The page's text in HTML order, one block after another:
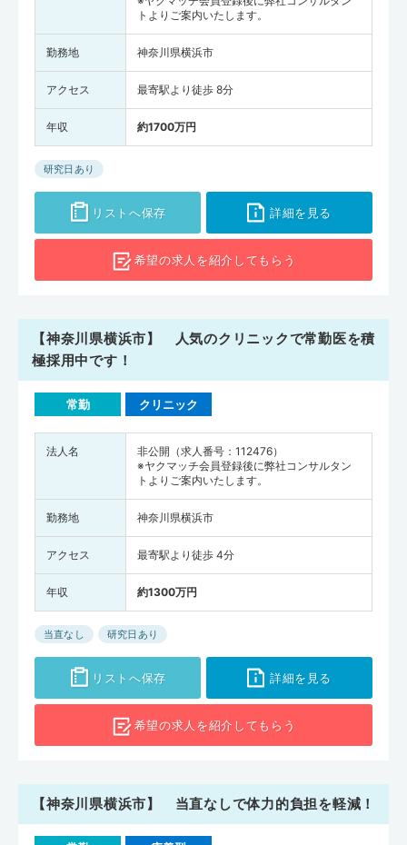
トよりご案内いたします。
勤務地 神奈川県横浜市
アクセス 最寄駅より徒歩 8分
年収 約1700万円
研究日あり
リストへ保存 詳細を見る
希望の求人を紹介してもらう
【神奈川県横浜市】 人気のクリニックで常勤医を積
極採用中です！
常勤 クリニック
法人名
非公開（求人番号：112476）
※ヤクマッチ会員登録後に弊社コンサルタン
トよりご案内いたします。
勤務地 神奈川県横浜市
アクセス 最寄駅より徒歩 4分
年収 約1300万円
当直なし 研究日あり
リストへ保存 詳細を見る
希望の求人を紹介してもらう
【神奈川県横浜市】 当直なしで体力的負担を軽減！